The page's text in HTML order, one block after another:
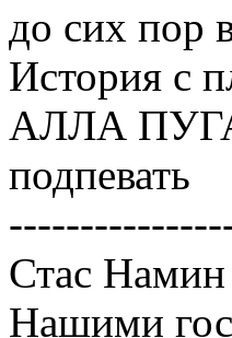
до сих пор
История с
АЛЛА
подпевать
Стас
Нашими